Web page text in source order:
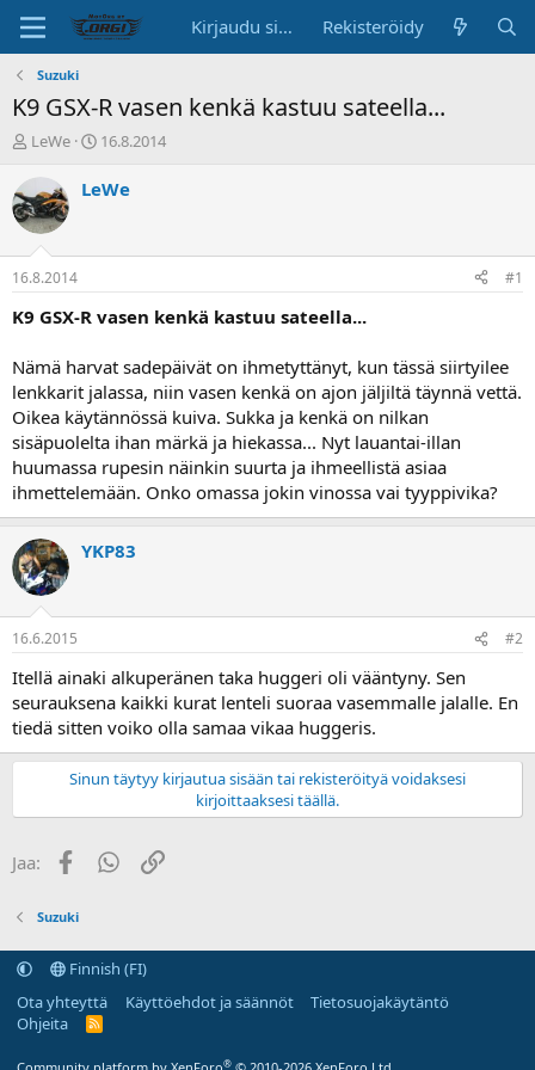
Kirjaudu sisään Rekisteröidy
Suzuki
K9 GSX-R vasen kenkä kastuu sateella...
K
s
k
u
s
t
e
l
a
l
o
i
t
a
a
LeWe
A
o
p
ä
ä
16.8.2014
LeWe
16.8.2014 #1
K9 GSX-R vasen kenkä kastuu sateella...
Nämä harvat sadepäivät on ihmetyttänyt, kun tässä siirtyilee
lenkkarit jalassa, niin vasen kenkä on ajon jäljiltä täynnä vettä.
Oikea käytännössä kuiva. Sukka ja kenkä on nilkan
sisäpuolelta ihan märkä ja hiekassa... Nyt lauantai-illan
huumassa rupesin näinkin suurta ja ihmeellistä asiaa
ihmettelemään. Onko omassa jokin vinossa vai tyyppivika?
YKP83
16.6.2015 #2
Itellä ainaki alkuperänen taka huggeri oli vääntyny. Sen
seurauksena kaikki kurat lenteli suoraa vasemmalle jalalle. En
tiedä sitten voiko olla samaa vikaa huggeris.
Sinun täytyy kirjautua sisään tai rekisteröityä voidaksesi
kirjoittaaksesi täällä.
Jaa: FacebookWhatsApp
Linkki
Suzuki
Finnish (FI)
Ota yhteyttä
Käyttöehdot ja säännöt
Tietosuojakäytäntö
Ohjeita
R
®